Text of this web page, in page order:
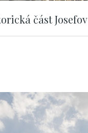
část Josefov